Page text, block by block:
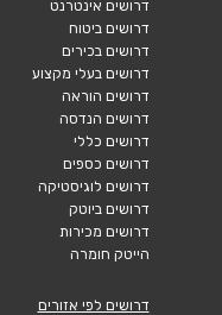
דרושים אינטרנט
דרושים ביטוח
דרושים בכירים
דרושים בעלי מקצוע
דרושים הוראה
דרושים הנדסה
דרושים כללי
דרושים כספים
דרושים לוגיסטיקה
דרושים ביוטק
דרושים מכירות
הייטק חומרה
דרושים לפי אזורים